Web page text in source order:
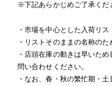
※下記あらかじめご了承くだ
・市場を中心とした入荷リ
・リストそのままの名称の
・店頭在庫の動きは早いた
問い合わせください。
・なお、春・秋の繁忙期・